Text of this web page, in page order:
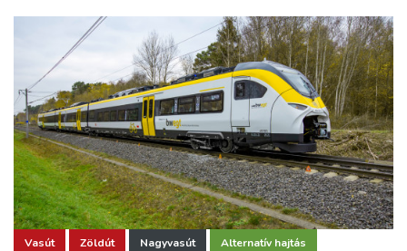
Vasút Zöldút Nagyvasút Alternatív hajtás